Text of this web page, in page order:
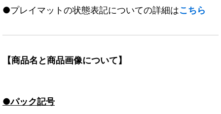
●プレイマットの状態表記についての詳細はこちら
【商品名と商品画像について】
●パック記号